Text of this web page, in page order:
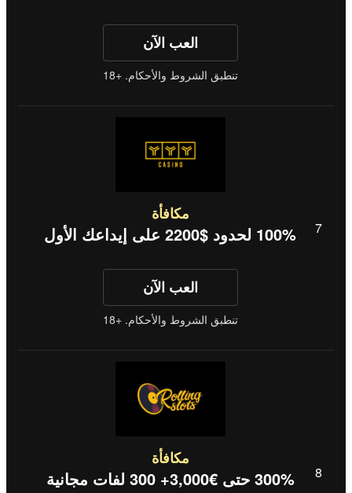
العب الآن
تنطبق الشروط والأحكام. +18
مكافأة
100% لحدود $2200 على إيداعك الأول
العب الآن
تنطبق الشروط والأحكام. +18
مكافأة
300% حتى €3,000+ 300 لفات مجانية